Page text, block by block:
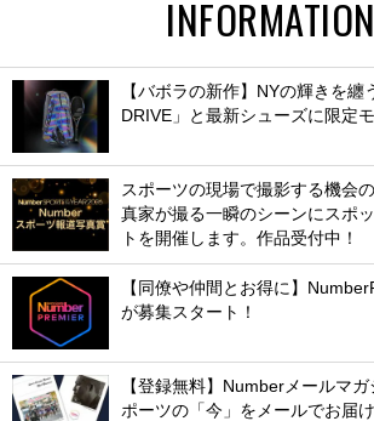
INFORMATION
【バボラの新作】NYの輝きを纏
DRIVE」と最新シューズに限定
スポーツの現場で撮影する機会
真家が撮る一瞬のシーンにスポ
トを開催します。作品受付中！
【同僚や仲間とお得に】
が募集スタート！
【登録無料】Numberメールマ
ポーツの「今」をメールでお届け